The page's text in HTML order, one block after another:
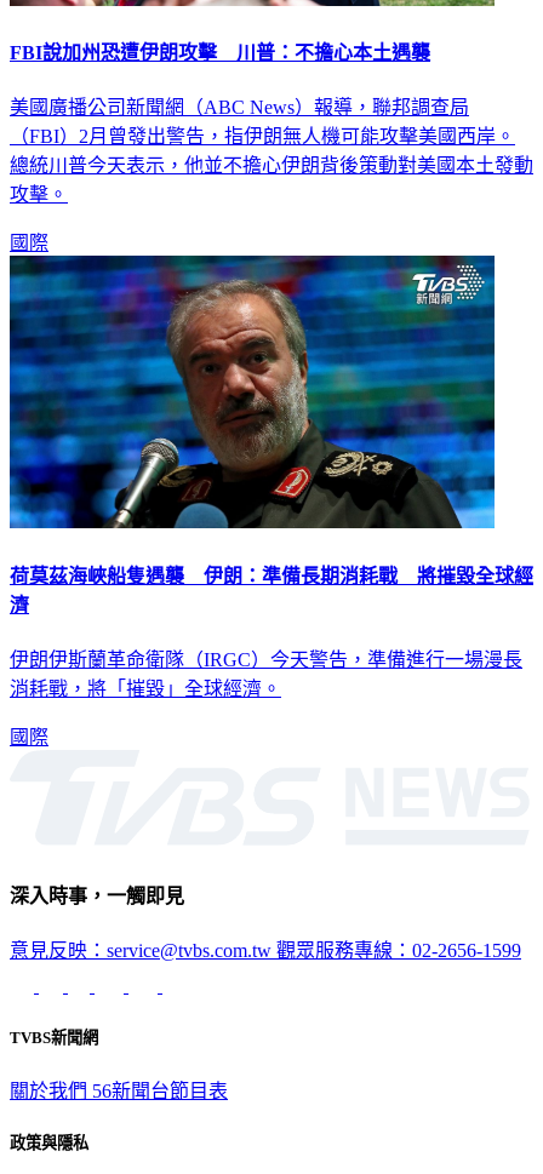
FBI說加州恐遭伊朗攻擊 川普：不擔心本土遇襲
美國廣播公司新聞網（ABC News）報導，聯邦調查局
（FBI）2月曾發出警告，指伊朗無人機可能攻擊美國西岸。
總統川普今天表示，他並不擔心伊朗背後策動對美國本土發動
攻擊。
國際
荷莫茲海峽船隻遇襲 伊朗：準備長期消耗戰 將摧毀全球經
濟
伊朗伊斯蘭革命衛隊（IRGC）今天警告，準備進行一場漫長
消耗戰，將「摧毀」全球經濟。
國際
深入時事，一觸即見
意見反映：service@tvbs.com.tw 觀眾服務專線：02-2656-1599
TVBS新聞網
關於我們 56新聞台節目表
政策與隱私